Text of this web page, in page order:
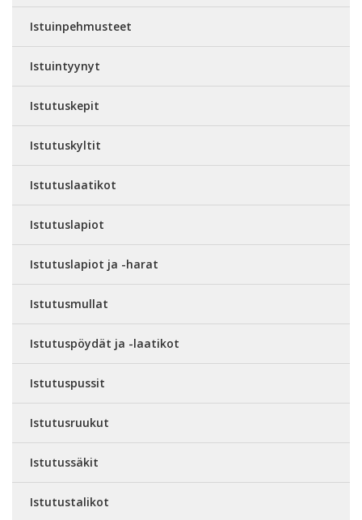
Istuinpehmusteet
Istuintyynyt
Istutuskepit
Istutuskyltit
Istutuslaatikot
Istutuslapiot
Istutuslapiot ja -harat
Istutusmullat
Istutuspöydät ja -laatikot
Istutuspussit
Istutusruukut
Istutussäkit
Istutustalikot